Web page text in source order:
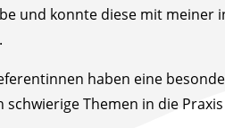
und konnte diese mit meiner
haben eine
Themen in die